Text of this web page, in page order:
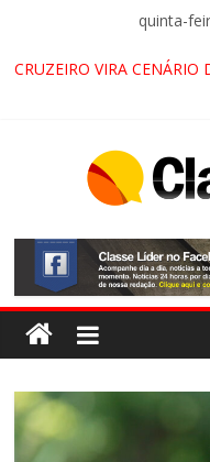
quinta-
CRUZEIRO VIRA
PROMOTOR DO GAECO
ACESSO À APARECIDA
ALTERNATIVAS
LORENA,
PELA FÁBRICA DA COCA-